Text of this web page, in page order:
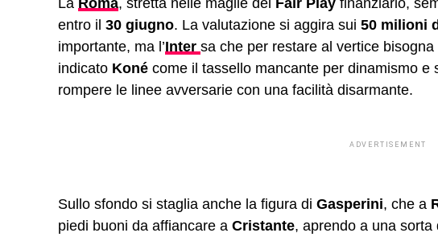
La Roma, stretta nelle maglie del Fair Play finanziario,
entro il 30 giugno. La valutazione si aggira sui 50 milioni
importante, ma l’Inter sa che per restare al vertice
indicato Koné come il tassello mancante per dinamismo
rompere le linee avversarie con una facilità disarmante.
ADVERTISEMENT
Sullo sfondo si staglia anche la figura di Gasperini, che a
piedi buoni da affiancare a Cristante, aprendo a una